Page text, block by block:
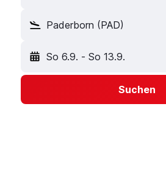
Paderborn (PAD)
So 6.9. - So 13.9.
Suchen